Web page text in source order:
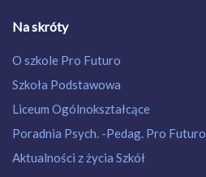
Na skróty
O szkole Pro Futuro
Szkoła Podstawowa
Liceum Ogólnokształcące
Poradnia Psych. -Pedag. Pro Futuro
Aktualności z życia Szkół